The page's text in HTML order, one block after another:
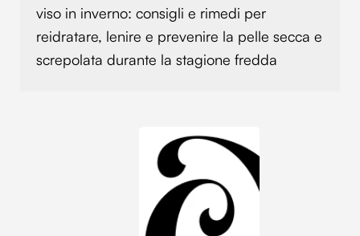
viso in inverno: consigli e rimedi per
reidratare, lenire e prevenire la pelle secca e
screpolata durante la stagione fredda